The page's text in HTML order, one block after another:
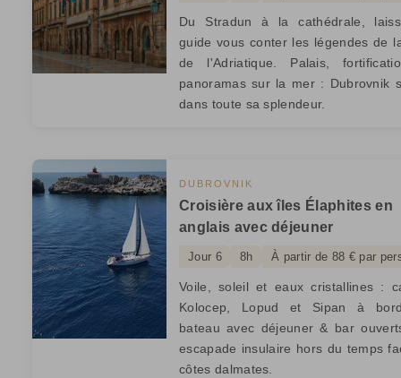
Du Stradun à la cathédrale,
guide vous conter les légendes de
de l'Adriatique. Palais,
panoramas sur la mer : Dubrovnik
dans toute sa splendeur.
DUBROVNIK
Croisière aux îles Élaphites en
anglais avec déjeuner
Jour 6 8h À partir de 88 € par
Voile, soleil et eaux cristallines :
Kolocep, Lopud et Sipan à
bateau avec déjeuner & bar
escapade insulaire hors du temps
côtes dalmates.